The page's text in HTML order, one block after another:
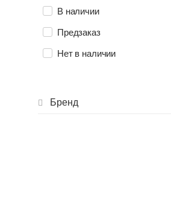
В наличии
Предзаказ
Нет в наличии
Бренд